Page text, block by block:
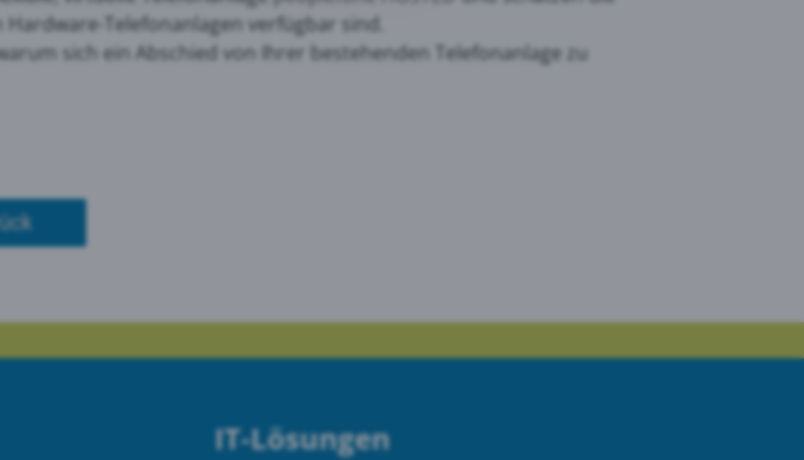
Telefonanlagen verfügbar sind.
sich ein Abschied von Ihrer bestehenden Telefonanlage zu
IT-Lösungen